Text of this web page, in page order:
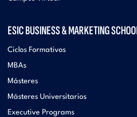
ESIC BUSINESS & MARKETING
Ciclos Formativos
MBAs
Másteres
Másteres Universitarios
Executive Programs